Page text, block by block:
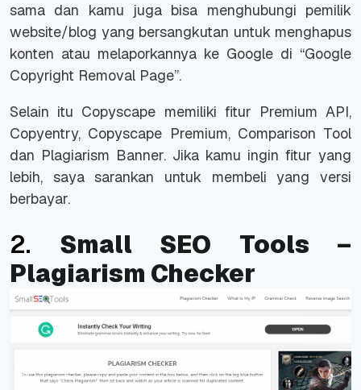
sama dan kamu juga bisa menghubungi pemilik
website/blog yang bersangkutan untuk menghapus
konten atau melaporkannya ke Google di “Google
Copyright Removal Page”.
Selain itu Copyscape memiliki fitur Premium API,
Copyentry, Copyscape Premium, Comparison Tool
dan Plagiarism Banner. Jika kamu ingin fitur yang
lebih, saya sarankan untuk membeli yang versi
berbayar.
2. Small SEO Tools –
Plagiarism Checker